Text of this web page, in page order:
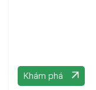
Khám phá